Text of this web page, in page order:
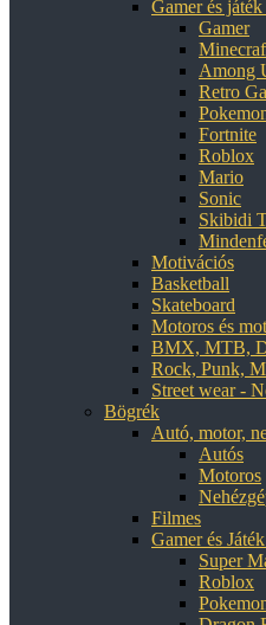
Gamer és
Gamer
Among
Retro
Fortnite
Roblox
Mario
Sonic
Skibidi
Motivációs
Basketball
Skateboard
Motoros és
BMX, MTB,
Rock, Punk,
Street wear -
Bögrék
Autó, motor,
Autós
Motoros
Filmes
Gamer és
Super
Roblox